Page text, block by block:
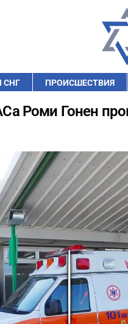
СНГ ПРОИСШЕСТВИЯ
Роми Гонен
Play